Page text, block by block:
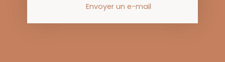
Envoyer un e-mail